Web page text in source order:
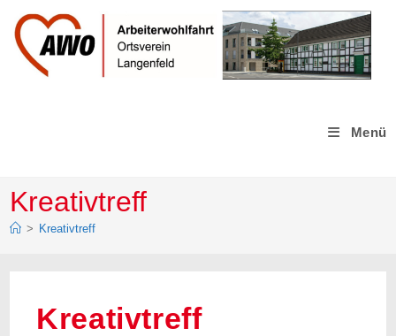
Inhalt
springen
Menü
Kreativtreff
> Kreativtreff
Kreativtreff